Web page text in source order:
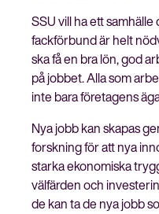
SSU vill ha ett
fackförbund är helt
ska få en bra lön, god
på jobbet. Alla som
inte bara företagens
Nya jobb kan skapas
forskning för att nya
starka ekonomiska
välfärden och
de kan ta de nya jobb